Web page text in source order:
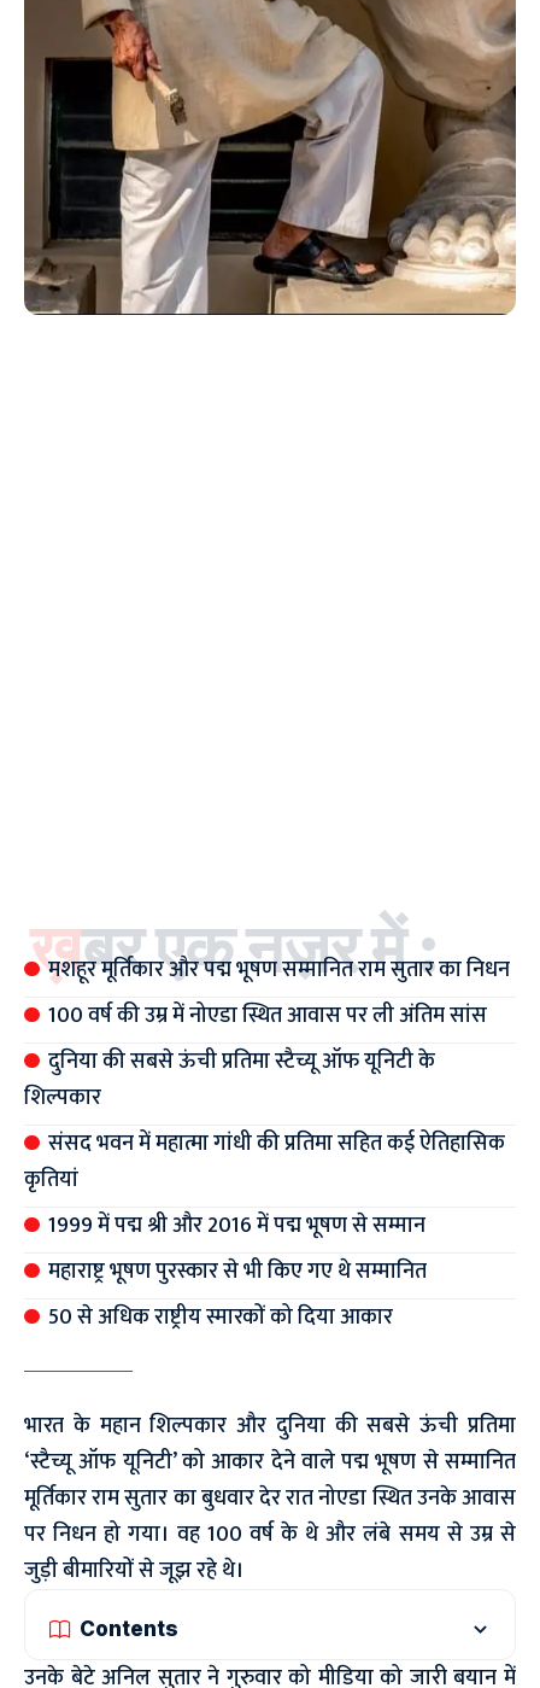
ख़बर एक नज़र में :
मशहूर मूर्तिकार और पद्म भूषण सम्मानित राम सुतार का निधन
100 वर्ष की उम्र में नोएडा स्थित आवास पर ली अंतिम सांस
दुनिया की सबसे ऊंची प्रतिमा स्टैच्यू ऑफ यूनिटी के
शिल्पकार
संसद भवन में महात्मा गांधी की प्रतिमा सहित कई ऐतिहासिक
कृतियां
1999 में पद्म श्री और 2016 में पद्म भूषण से सम्मान
महाराष्ट्र भूषण पुरस्कार से भी किए गए थे सम्मानित
50 से अधिक राष्ट्रीय स्मारकों को दिया आकार
भारत के महान शिल्पकार और दुनिया की सबसे ऊंची प्रतिमा
‘स्टैच्यू ऑफ यूनिटी’ को आकार देने वाले पद्म भूषण से सम्मानित
मूर्तिकार राम सुतार का बुधवार देर रात नोएडा स्थित उनके आवास
पर निधन हो गया। वह 100 वर्ष के थे और लंबे समय से उम्र से
जुड़ी बीमारियों से जूझ रहे थे।
Contents
उनके बेटे अनिल सुतार ने गुरुवार को मीडिया को जारी बयान में